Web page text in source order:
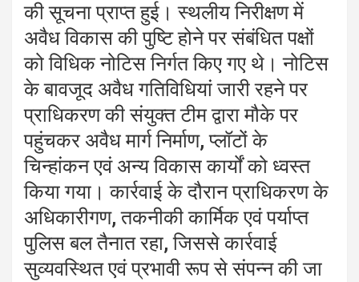
की सूचना प्राप्त हुई। स्थलीय निरीक्षण में
अवैध विकास की पुष्टि होने पर संबंधित पक्षों
को विधिक नोटिस निर्गत किए गए थे। नोटिस
के बावजूद अवैध गतिविधियां जारी रहने पर
प्राधिकरण की संयुक्त टीम द्वारा मौके पर
पहुंचकर अवैध मार्ग निर्माण, प्लॉटों के
चिन्हांकन एवं अन्य विकास कार्यों को ध्वस्त
किया गया। कार्रवाई के दौरान प्राधिकरण के
अधिकारीगण, तकनीकी कार्मिक एवं पर्याप्त
पुलिस बल तैनात रहा, जिससे कार्रवाई
सुव्यवस्थित एवं प्रभावी रूप से संपन्न की जा